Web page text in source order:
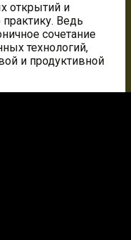
открытий и
Ведь
сочетание
технологий,
и продуктивной